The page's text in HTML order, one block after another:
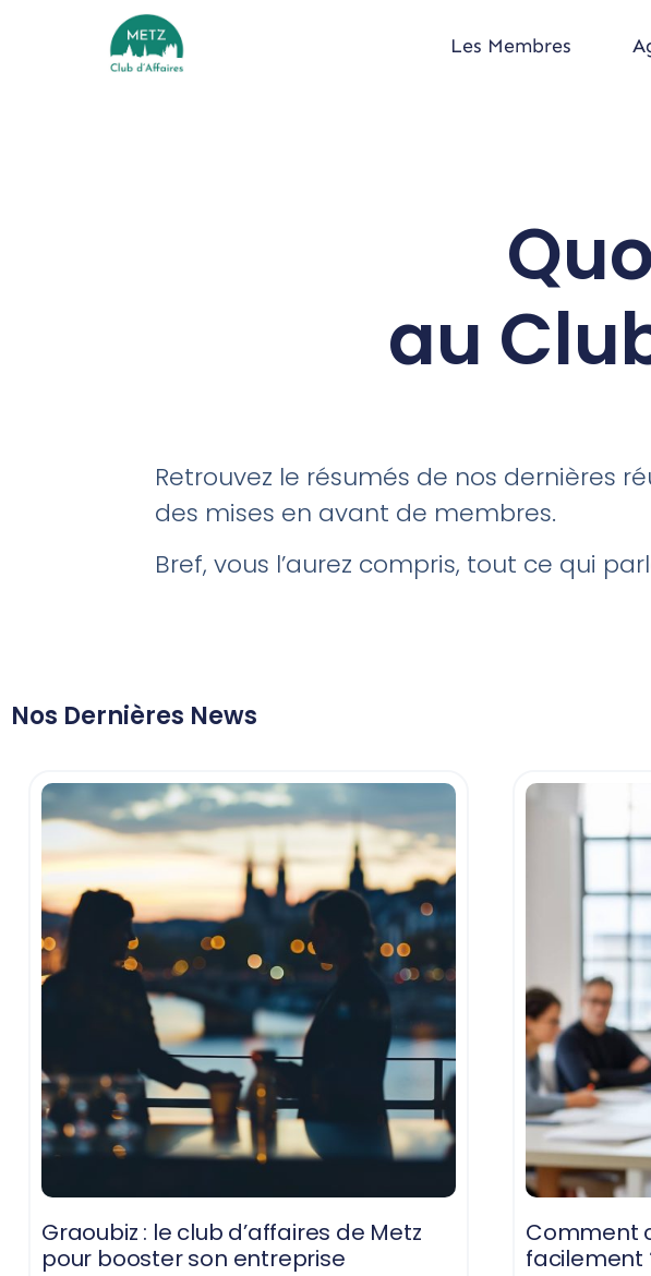
Les Membres
au
Retrouvez le résumés de nos dernières
des mises en avant de membres.
Bref, vous l’aurez compris, tout ce qui
Nos Dernières News
Graoubiz : le club d’affaires de Metz
pour booster son entreprise
Comment
facilement